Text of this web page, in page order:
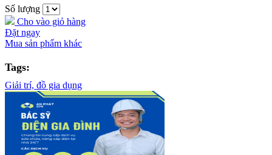
Số lượng
Cho vào giỏ hàng
Đặt ngay
Mua sản phẩm khác
Tags:
Giải trí, đồ gia dụng